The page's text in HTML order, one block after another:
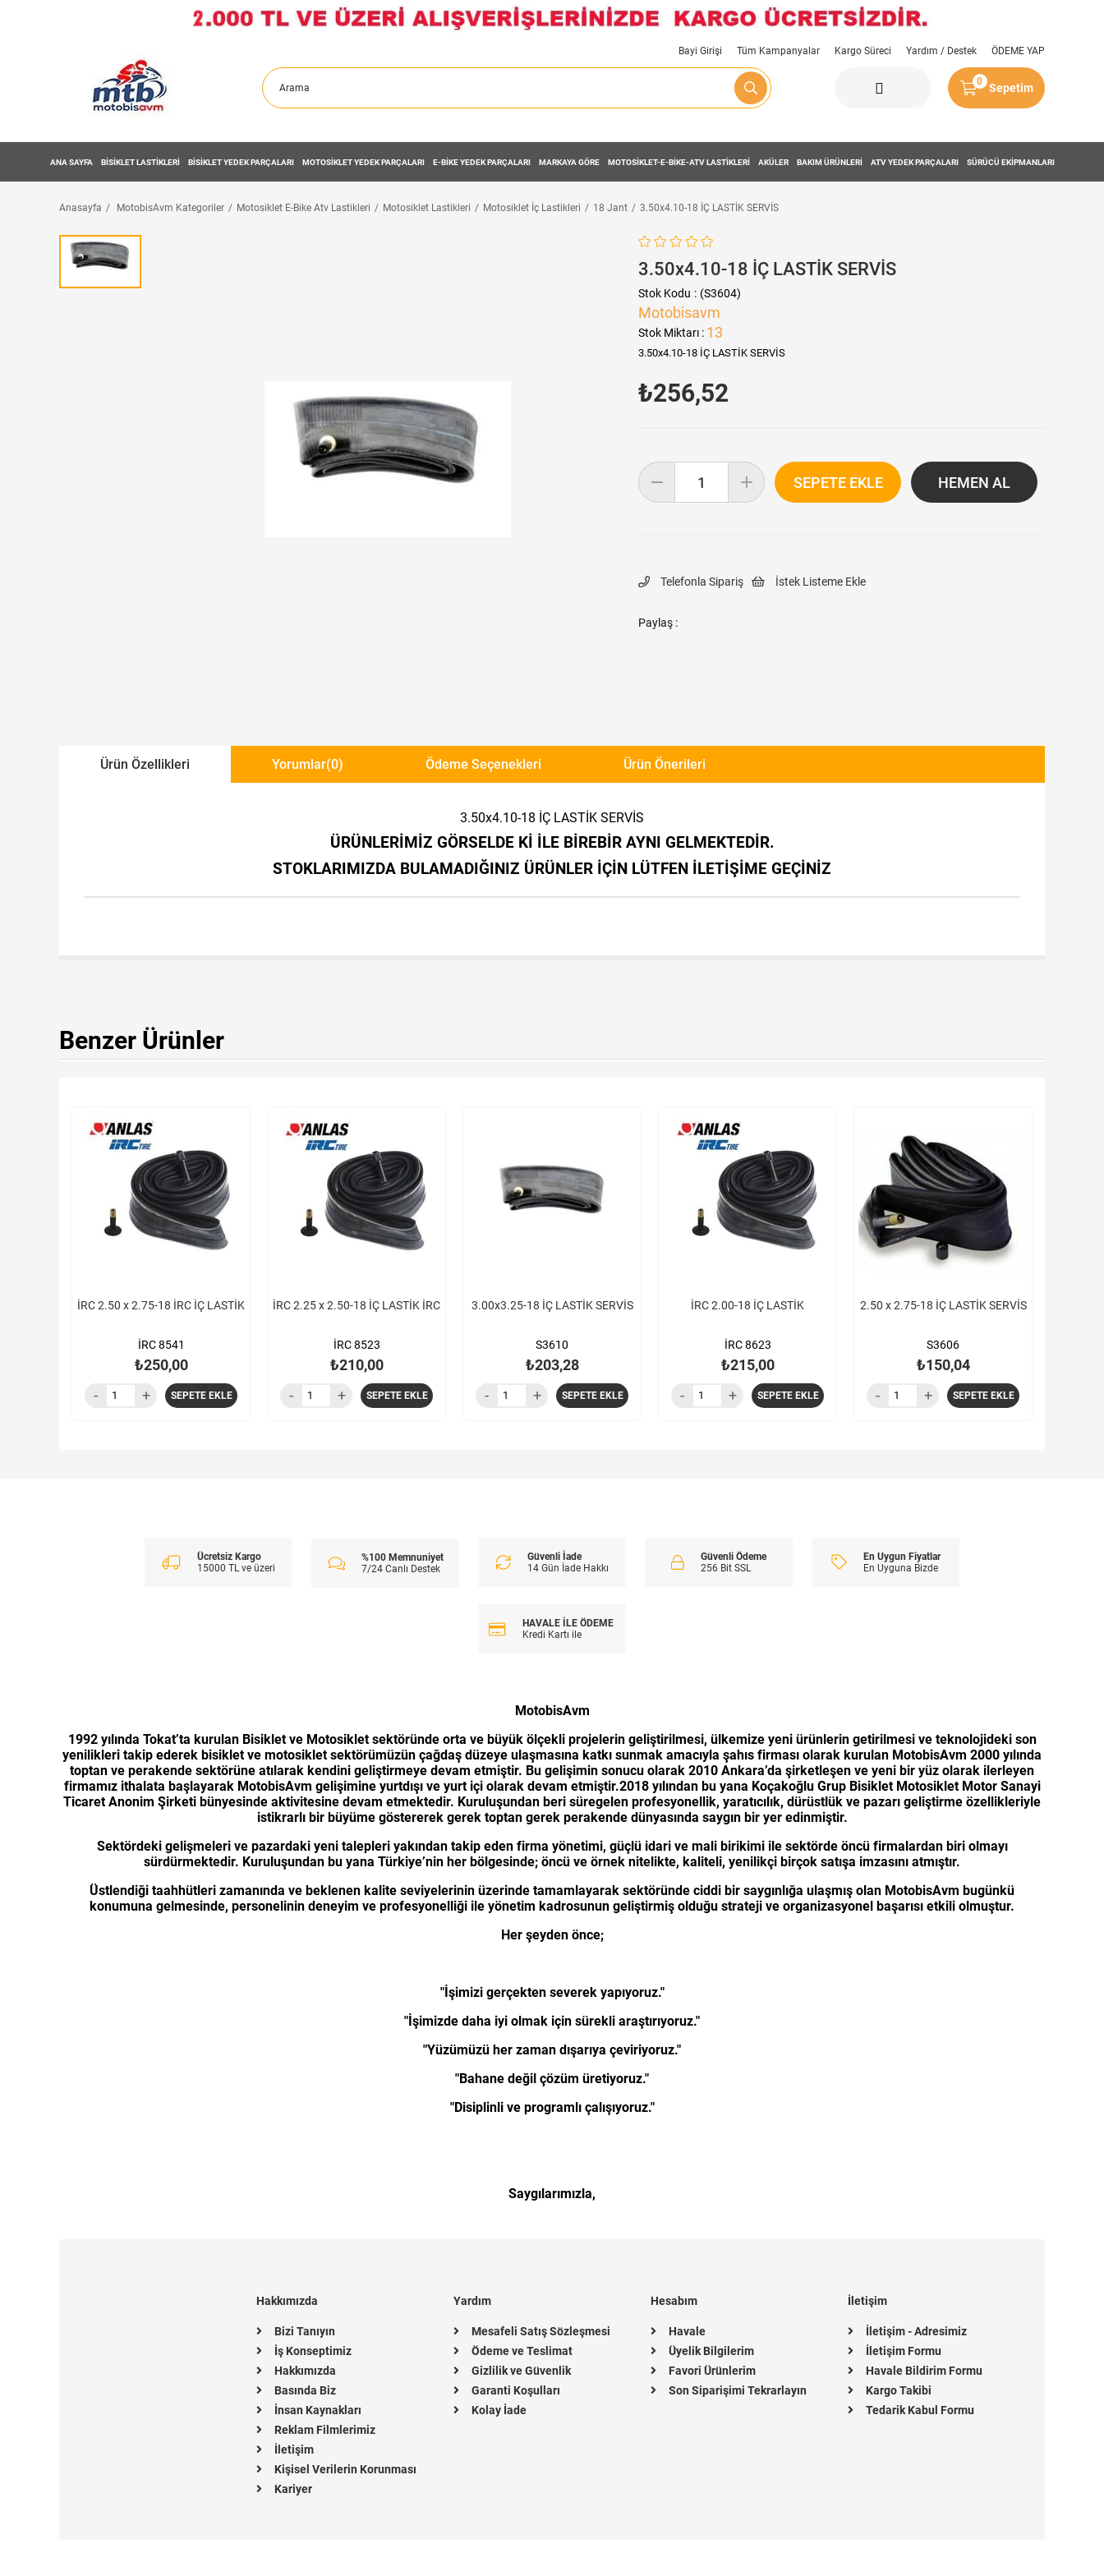
Sepetim
0
Bayi Girişi Tüm Kampanyalar Kargo Süreci Yardım / Destek ÖDEME YAP
ANA SAYFA BİSİKLET LASTİKLERİ BİSİKLET YEDEK PARÇALARI MOTOSİKLET YEDEK PARÇALARI E-BİKE YEDEK PARÇALARI MARKAYA GÖRE MOTOSİKLET-E-BİKE-ATV LASTİKLERİ AKÜLER BAKIM ÜRÜNLERİ ATV YEDEK PARÇALARI SÜRÜCÜ EKİPMANLARI
Anasayfa MotobisAvm Kategoriler Motosiklet E-Bike Atv Lastikleri Motosiklet Lastikleri Motosiklet İç Lastikleri 18 Jant 3.50x4.10-18 İÇ LASTİK SERVİS
3.50x4.10-18 İÇ LASTİK SERVİS
Stok Kodu (S3604)
Motobisavm
Stok Miktarı : 13
3.50x4.10-18 İÇ LASTİK SERVİS
₺256,52
Telefonla Sipariş İstek Listeme Ekle
Paylaş :
Ürün Özellikleri Yorumlar(0) Ödeme Seçenekleri Ürün Önerileri
3.50x4.10-18 İÇ LASTİK SERVİS
ÜRÜNLERİMİZ GÖRSELDE Kİ İLE BİREBİR AYNI GELMEKTEDİR.
STOKLARIMIZDA BULAMADIĞINIZ ÜRÜNLER İÇİN LÜTFEN İLETİŞİME GEÇİNİZ
Benzer Ürünler
İRC 2.50 x 2.75-18 İRC İÇ LASTİK
İRC 8541
₺250,00
SEPETE EKLE
İRC 2.25 x 2.50-18 İÇ LASTİK İRC
İRC 8523
₺210,00
SEPETE EKLE
3.00x3.25-18 İÇ LASTİK SERVİS
S3610
₺203,28
SEPETE EKLE
İRC 2.00-18 İÇ LASTİK
İRC 8623
₺215,00
SEPETE EKLE
2.50 x 2.75-18 İÇ LASTİK SERVİS
S3606
₺150,04
SEPETE EKLE
Ücretsiz Kargo
15000 TL ve üzeri
%100 Memnuniyet
7/24 Canlı Destek
Güvenli İade
14 Gün İade Hakkı
Güvenli Ödeme
256 Bit SSL
En Uygun Fiyatlar
En Uyguna Bizde
HAVALE İLE ÖDEME
Kredi Kartı ile
MotobisAvm
1992 yılında Tokat’ta kurulan Bisiklet ve Motosiklet sektöründe orta ve büyük ölçekli projelerin geliştirilmesi, ülkemize yeni ürünlerin getirilmesi ve teknolojideki son
yenilikleri takip ederek bisiklet ve motosiklet sektörümüzün çağdaş düzeye ulaşmasına katkı sunmak amacıyla şahıs firması olarak kurulan MotobisAvm 2000 yılında
toptan ve perakende sektörüne atılarak kendini geliştirmeye devam etmiştir. Bu gelişimin sonucu olarak 2010 Ankara’da şirketleşen ve yeni bir yüz olarak ilerleyen
firmamız ithalata başlayarak MotobisAvm gelişimine yurtdışı ve yurt içi olarak devam etmiştir.2018 yılından bu yana Koçakoğlu Grup Bisiklet Motosiklet Motor Sanayi
Ticaret Anonim Şirketi bünyesinde aktivitesine devam etmektedir. Kuruluşundan beri süregelen profesyonellik, yaratıcılık, dürüstlük ve pazarı geliştirme özellikleriyle
istikrarlı bir büyüme göstererek gerek toptan gerek perakende dünyasında saygın bir yer edinmiştir.
Sektördeki gelişmeleri ve pazardaki yeni talepleri yakından takip eden firma yönetimi, güçlü idari ve mali birikimi ile sektörde öncü firmalardan biri olmayı
sürdürmektedir. Kuruluşundan bu yana Türkiye’nin her bölgesinde; öncü ve örnek nitelikte, kaliteli, yenilikçi birçok satışa imzasını atmıştır.
Üstlendiği taahhütleri zamanında ve beklenen kalite seviyelerinin üzerinde tamamlayarak sektöründe ciddi bir saygınlığa ulaşmış olan MotobisAvm bugünkü
konumuna gelmesinde, personelinin deneyim ve profesyonelliği ile yönetim kadrosunun geliştirmiş olduğu strateji ve organizasyonel başarısı etkili olmuştur.
Her şeyden önce;
"İşimizi gerçekten severek yapıyoruz."
"İşimizde daha iyi olmak için sürekli araştırıyoruz."
"Yüzümüzü her zaman dışarıya çeviriyoruz."
"Bahane değil çözüm üretiyoruz."
"Disiplinli ve programlı çalışıyoruz."
Saygılarımızla,
Hakkımızda
Bizi Tanıyın
İş Konseptimiz
Hakkımızda
Basında Biz
İnsan Kaynakları
Reklam Filmlerimiz
İletişim
Kişisel Verilerin Korunması
Kariyer
Yardım
Mesafeli Satış Sözleşmesi
Ödeme ve Teslimat
Gizlilik ve Güvenlik
Garanti Koşulları
Kolay İade
Hesabım
Havale
Üyelik Bilgilerim
Favori Ürünlerim
Son Siparişimi Tekrarlayın
İletişim
İletişim - Adresimiz
İletişim Formu
Havale Bildirim Formu
Kargo Takibi
Tedarik Kabul Formu